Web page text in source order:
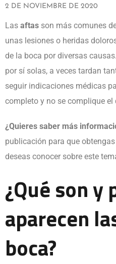
2 DE NOVIEMBRE DE 2020
Las aftas son más comunes
unas lesiones o heridas
de la boca por diversas
por sí solas, a veces tardan
seguir indicaciones médicas
completo y no se complique el
¿Quieres saber más
publicación para que
deseas conocer sobre este
¿Qué son y
aparecen
boca?